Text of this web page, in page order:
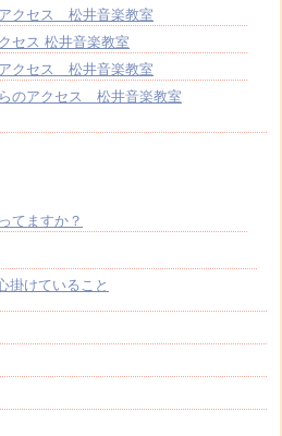
クセス 松井音楽教室
セス 松井音楽教室
クセス 松井音楽教室
のアクセス 松井音楽教室
てますか？
掛けていること